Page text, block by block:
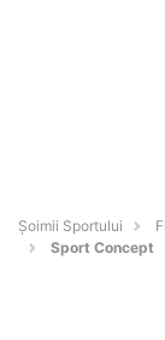
Șoimii Sportului
Sport Concept